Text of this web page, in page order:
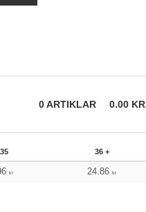
0ARTIKLAR 0.00 KR
36 +
kr 24.86kr